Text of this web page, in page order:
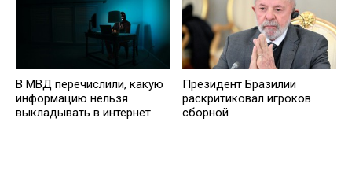
В МВД перечислили, какую
информацию нельзя
выкладывать в интернет
Президент Бразилии
раскритиковал игроков
сборной